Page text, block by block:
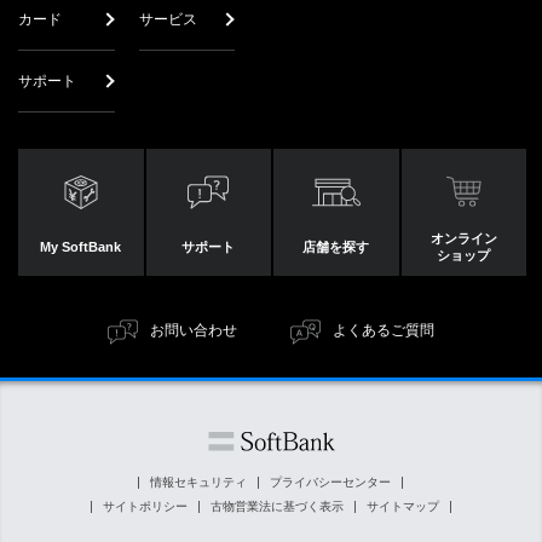
カード サービス
サポート
My SoftBank サポート 店舗を探す
オンライン
ショップ
お問い合わせ よくあるご質問
情報セキュリティ
プライバシーセンター
サイトポリシー
古物営業法に基づく表示 サイトマップ